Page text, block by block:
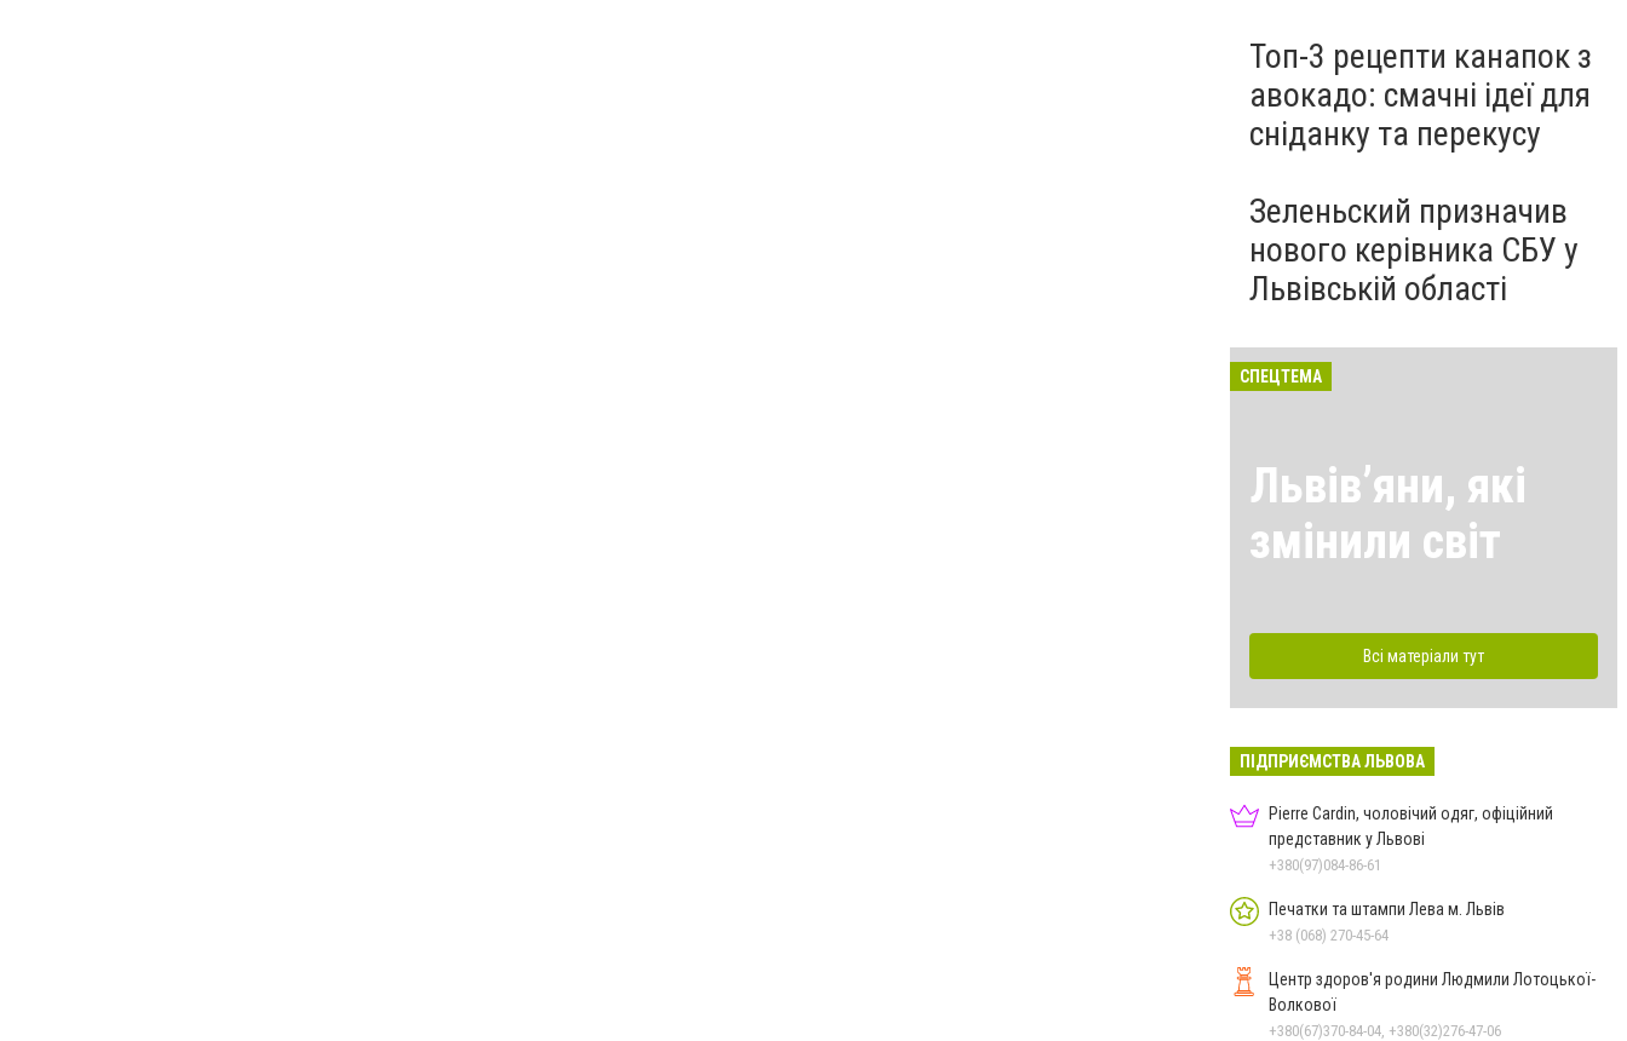
Топ-3 рецепти канапок з
авокадо: смачні ідеї для
сніданку та перекусу
Зеленьский призначив
нового керівника СБУ у
Львівській області
СПЕЦТЕМА
Львівʼяни, які
змінили світ
Всі матеріали тут
ПІДПРИЄМСТВА ЛЬВОВА
Pierre Cardin, чоловічий одяг, офіційний
представник у Львові
+380(97)084-86-61
Печатки та штампи Лева м. Львів
+38 (068) 270-45-64
Центр здоров'я родини Людмили Лотоцької-
Волкової
+380(67)370-84-04, +380(32)276-47-06